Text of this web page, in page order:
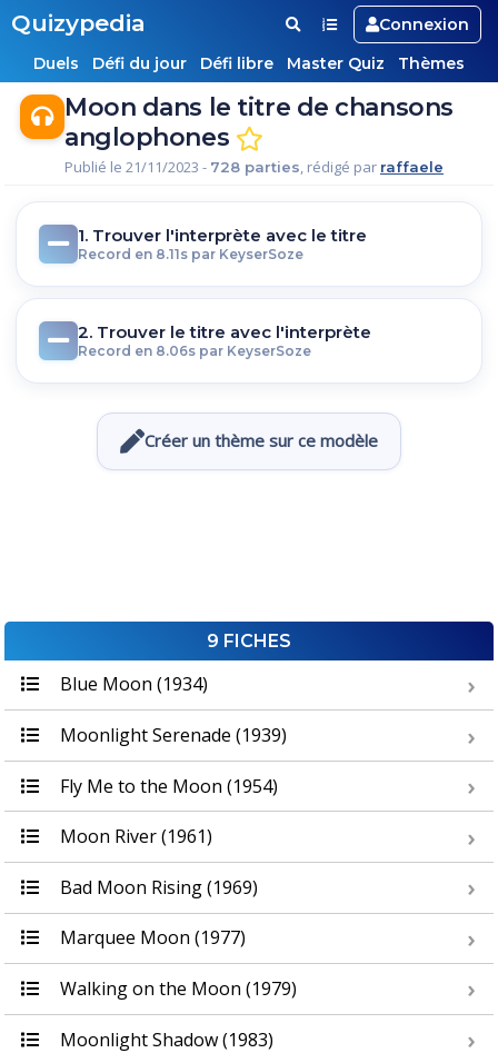
Quizypedia
Connexion
Duels
Défi du jour Défi libre Master Quiz Thèmes
Moon dans le titre de chansons
anglophones
Publié le 21/11/2023 - 728 parties, rédigé par raffaele
1. Trouver l'interprète avec le titre
Record en 8.11s par KeyserSoze
2. Trouver le titre avec l'interprète
Record en 8.06s par KeyserSoze
Créer un thème sur ce modèle
9 FICHES
Blue Moon (1934)
Moonlight Serenade (1939)
Fly Me to the Moon (1954)
Moon River (1961)
Bad Moon Rising (1969)
Marquee Moon (1977)
Walking on the Moon (1979)
Moonlight Shadow (1983)